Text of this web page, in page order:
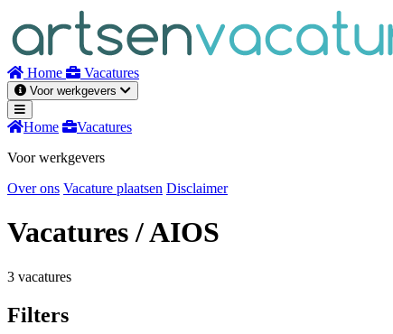
inhoud
Home Vacatures
Voor werkgevers
Home
Vacatures
Voor werkgevers
Over ons Vacature plaatsen Disclaimer
Vacatures/ AIOS
3 vacatures
Filters